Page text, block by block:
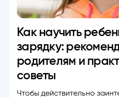
Как научить
зарядку:
родителям и
советы
Чтобы действительно